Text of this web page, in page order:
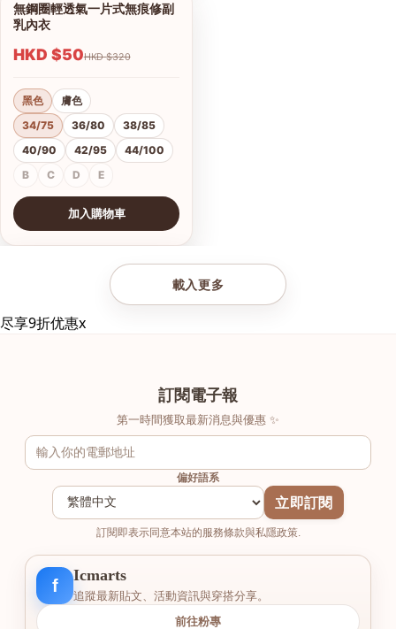
1/10
無鋼圈輕透氣一片式無痕修副
乳內衣
HKD $50 HKD $320
黑色
膚色
34/75
36/80
38/85
40/90
42/95
44/100
B
C D E
加入購物車
載入更多
尽享9折优惠x
訂閱電子報
第一時間獲取最新消息與優惠 ✨
偏好語系
立即訂閱
訂閱即表示同意本站的服務條款與私隱政策.
f
Icmarts
追蹤最新貼文、活動資訊與穿搭分享。
前往粉專